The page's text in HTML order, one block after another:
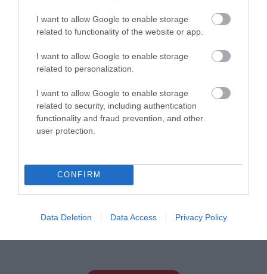
I want to allow Google to enable storage
related to functionality of the website or app.
I want to allow Google to enable storage
related to personalization.
I want to allow Google to enable storage
related to security, including authentication
functionality and fraud prevention, and other
user protection.
CONFIRM
Data Deletion Data Access Privacy Policy
Άρση κατασχέσεων για χιλιάδες ακίνητα –
Η διαδικασία που «λύνει» τα χέρια στους